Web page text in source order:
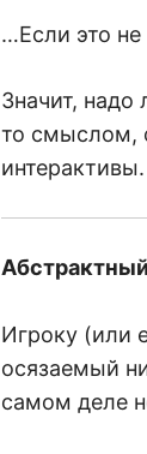
…Если это не
Значит,
то смыслом,
Игроку (или
осязаемый
самом деле